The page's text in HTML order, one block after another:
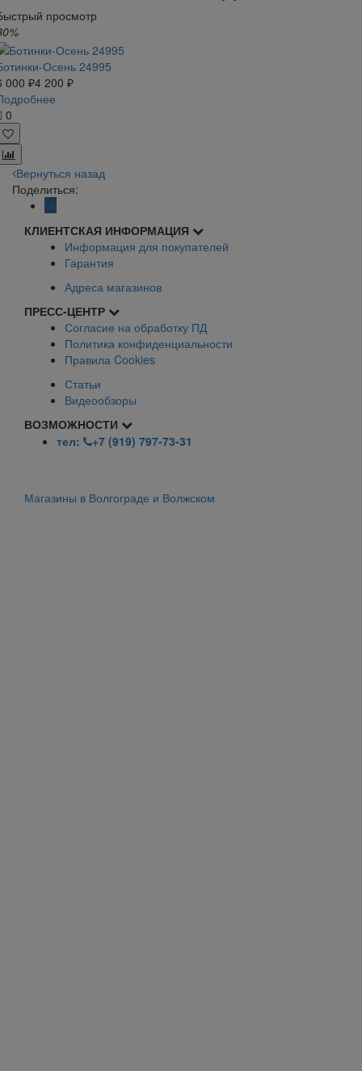
просмотр
Осень 24995
000 ₽4 200 ₽
0
Вернуться назад
Поделиться:
КЛИЕНТСКАЯ ИНФОРМАЦИЯ
Информация для покупателей
Гарантия
Адреса магазинов
ПРЕСС-ЦЕНТР
Согласие на обработку ПД
Политика конфиденциальности
Правила Cookies
Статьи
Видеообзоры
ВОЗМОЖНОСТИ
тел:
+7 (919) 797-73-31
Магазины в Волгограде и Волжском